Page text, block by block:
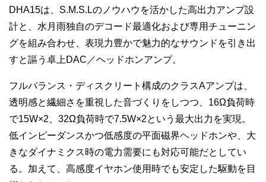
DHA15は、S.M.S.Lのノウハウを活かした高出力アンプ設
計と、水月雨独自のデコード最適化および専用チューニン
グを組み合わせ、表現力豊かで魅力的なサウンドを引き出
すと謳う卓上DAC／ヘッドホンアンプ。
フルバランス・ディスクリート構成のクラスAアンプは、
透明感と繊細さを重視した音づくりをしつつ、16Ω負荷時
で15W×2、32Ω負荷時で7.5W×2という最大出力を実現。
低インピーダンスかつ低感度の平面磁界ヘッドホンや、大
きなダイナミクス時の電力需要にも対応可能だとしてい
る。加えて、高感度イヤホン使用時でも安定した駆動を目